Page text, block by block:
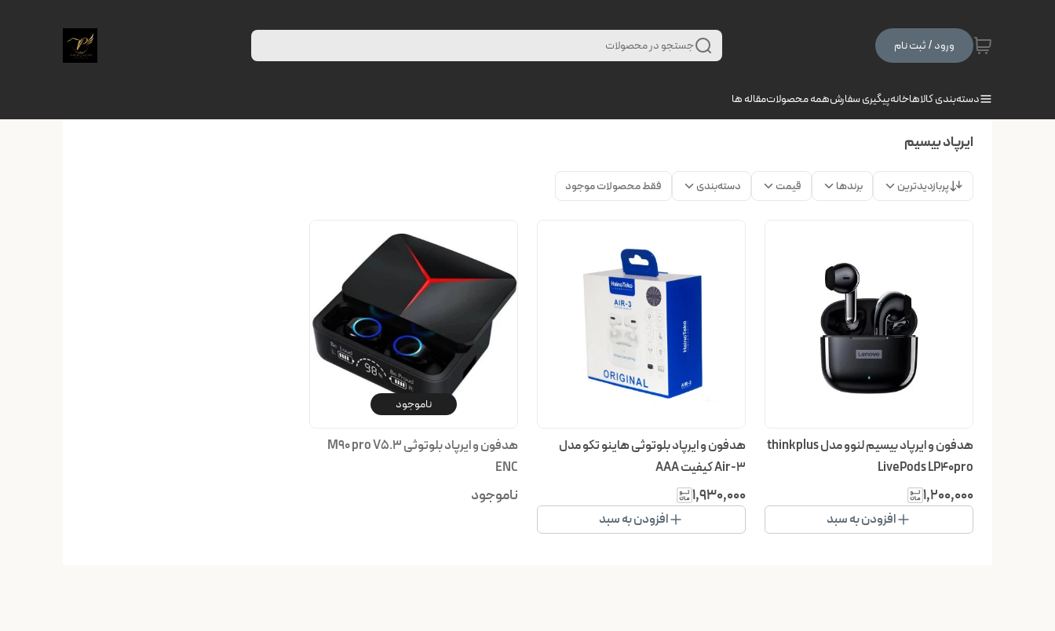
ورود / ثبت نام جستجو در محصولات
دسته‌بندی کالاهاخانهپیگیری سفارشهمه محصولاتمقاله ها
ایرپاد بیسیم
پربازدیدترین برندها قیمت دسته‌بندی فقط محصولات موجود
هدفون و ایرپاد بیسیم لنوو مدل thinkplus
LivePods LP40pro
۱٬۲۰۰٬۰۰۰
افزودن به سبد
هدفون و ایرپاد بلوتوثی هاینو تکو مدل
Air-3 کیفیت AAA
۱٬۹۳۰٬۰۰۰
افزودن به سبد
ناموجود
هدفون و ایرپاد بلوتوثی M90 pro V5.3
ENC
ناموجود